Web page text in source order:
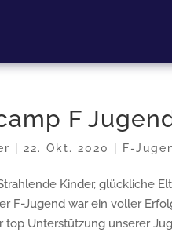
F
22. Okt. 2020 F-
Kinder, glückliche
F-Jugend war ein voller
top Unterstützung unserer